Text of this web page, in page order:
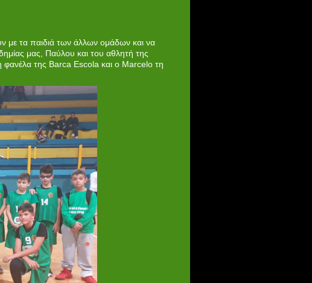
με τα παιδιά των άλλων ομάδων και να
μας, Παύλου και του αθλητή της
της Barca Escola και ο Marcelo τη